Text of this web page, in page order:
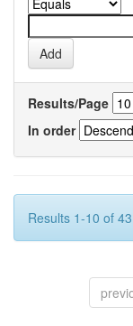
Results/Page
In order
Results 1-10 of